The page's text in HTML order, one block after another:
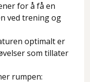
for å få en
ved trening og
optimalt er
som tillater
rumpen: